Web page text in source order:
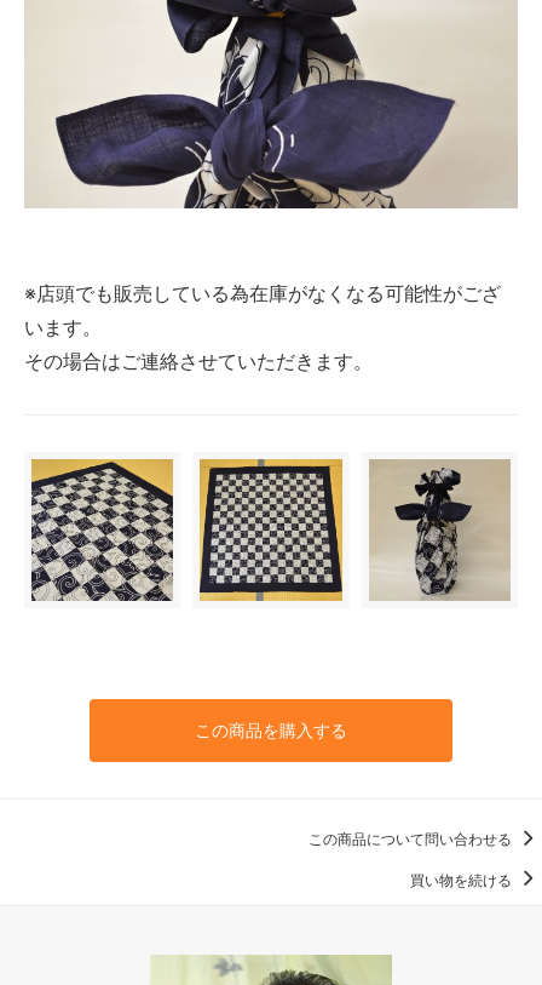
※店頭でも販売している為在庫がなくなる可能性がござ
います。
その場合はご連絡させていただきます。
この商品を購入する
この商品について問い合わせる
買い物を続ける